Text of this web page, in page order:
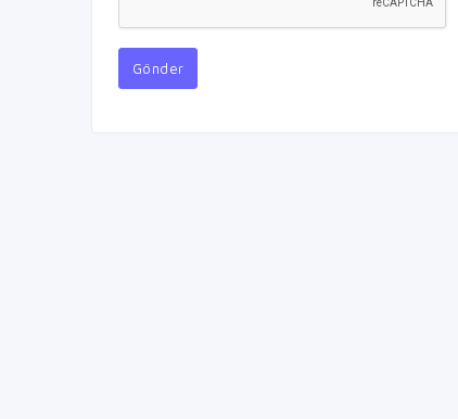
Gönder